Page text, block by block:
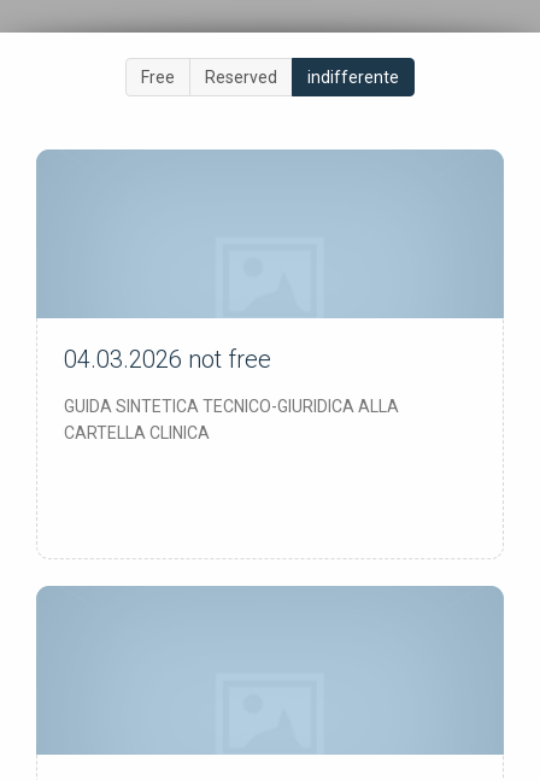
Free Reserved indifferente
not free
04.03.2026 not free
GUIDA SINTETICA TECNICO-GIURIDICA ALLA
CARTELLA CLINICA